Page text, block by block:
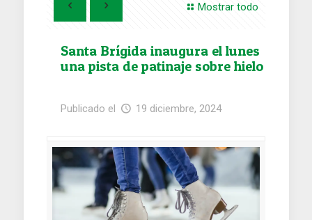
Mostrar todo
Santa Brígida inaugura el lunes
una pista de patinaje sobre hielo
Publicado el 19 diciembre, 2024